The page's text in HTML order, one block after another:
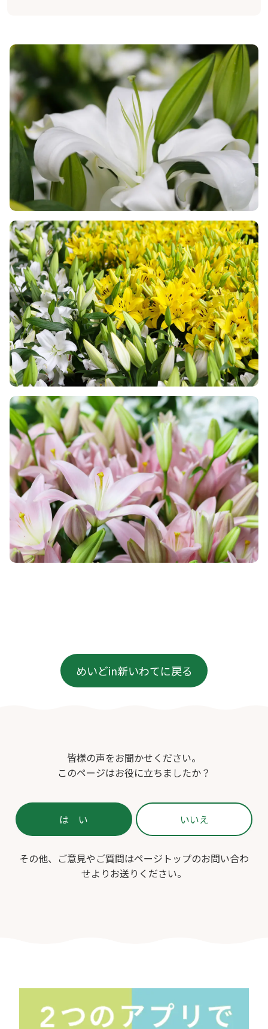
めいどin新いわてに戻る
皆様の声をお聞かせください。
このページはお役に立ちましたか？
その他、ご意見やご質問はページトップのお問い合わ
せよりお送りください。